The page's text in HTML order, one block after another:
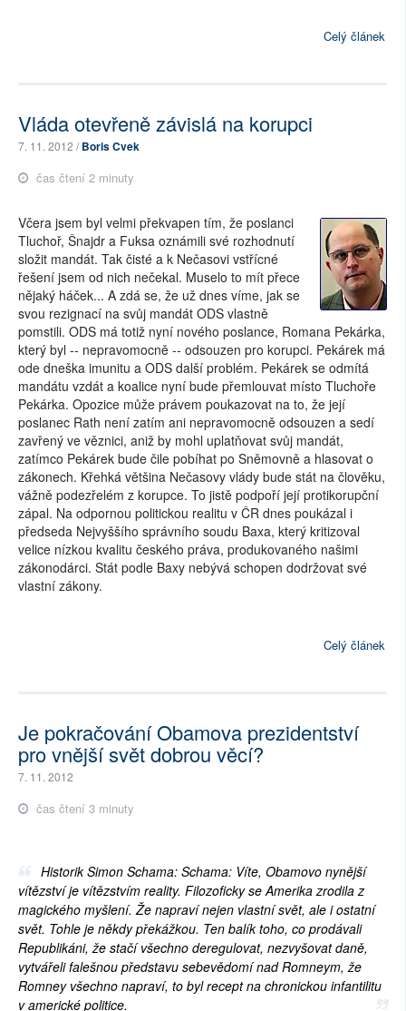
Celý článek
Vláda otevřeně závislá na korupci
7. 11. 2012 /Boris Cvek
čas čtení 2 minuty
Včera jsem byl velmi překvapen tím, že poslanci
Tluchoř, Šnajdr a Fuksa oznámili své rozhodnutí
složit mandát. Tak čisté a k Nečasovi vstřícné
řešení jsem od nich nečekal. Muselo to mít přece
nějaký háček... A zdá se, že už dnes víme, jak se
svou rezignací na svůj mandát ODS vlastně
pomstili. ODS má totiž nyní nového poslance, Romana Pekárka,
který byl -- nepravomocně -- odsouzen pro korupci. Pekárek má
ode dneška imunitu a ODS další problém. Pekárek se odmítá
mandátu vzdát a koalice nyní bude přemlouvat místo Tluchoře
Pekárka. Opozice může právem poukazovat na to, že její
poslanec Rath není zatím ani nepravomocně odsouzen a sedí
zavřený ve věznici, aniž by mohl uplatňovat svůj mandát,
zatímco Pekárek bude čile pobíhat po Sněmovně a hlasovat o
zákonech. Křehká většina Nečasovy vlády bude stát na člověku,
vážně podezřelém z korupce. To jistě podpoří její protikorupční
zápal. Na odpornou politickou realitu v ČR dnes poukázal i
předseda Nejvyššího správního soudu Baxa, který kritizoval
velice nízkou kvalitu českého práva, produkovaného našimi
zákonodárci. Stát podle Baxy nebývá schopen dodržovat své
vlastní zákony.
Celý článek
Je pokračování Obamova prezidentství
pro vnější svět dobrou věcí?
7. 11. 2012
čas čtení 3 minuty
Historik Simon Schama: Schama: Víte, Obamovo nynější
vítězství je vítězstvím reality. Filozoficky se Amerika zrodila z
magického myšlení. Že napraví nejen vlastní svět, ale i ostatní
svět. Tohle je někdy překážkou. Ten balík toho, co prodávali
Republikáni, že stačí všechno deregulovat, nezvyšovat daně,
vytvářeli falešnou představu sebevědomí nad Romneym, že
Romney všechno napraví, to byl recept na chronickou infantilitu
v americké politice.